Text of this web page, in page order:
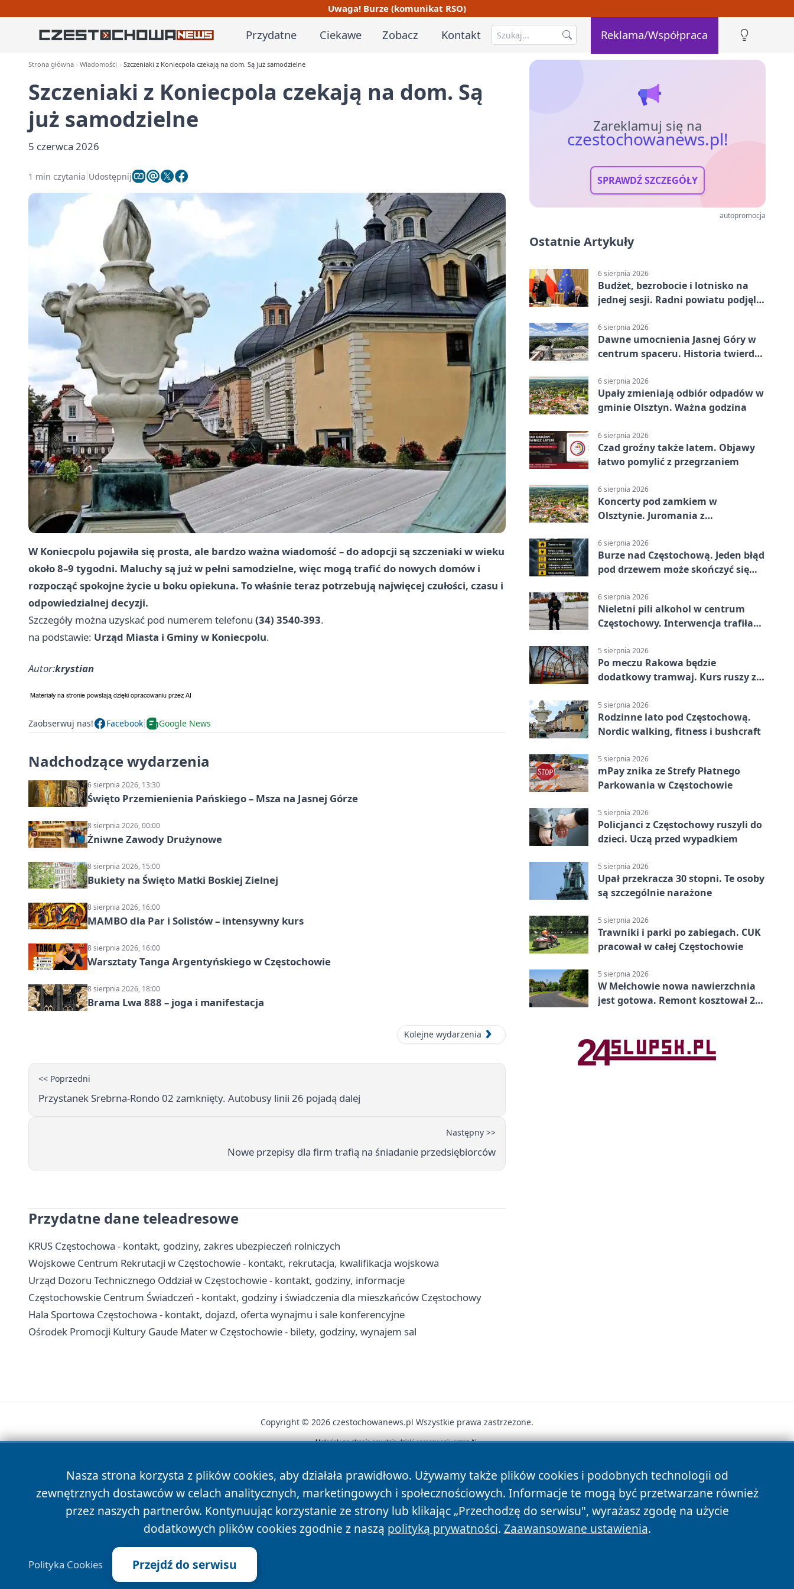
Uwaga! Burze (komunikat RSO)
Przydatne Ciekawe Zobacz Kontakt Reklama/Współpraca
Strona główna Wiadomości Szczeniaki z Koniecpola czekają na dom. Są już samodzielne
Szczeniaki z Koniecpola czekają na dom. Są
już samodzielne
5 czerwca 2026
1 min czytania Udostępnij
W Koniecpolu pojawiła się prosta, ale bardzo ważna wiadomość – do adopcji są szczeniaki w wieku
około 8–9 tygodni. Maluchy są już w pełni samodzielne, więc mogą trafić do nowych domów i
rozpocząć spokojne życie u boku opiekuna. To właśnie teraz potrzebują najwięcej czułości, czasu i
odpowiedzialnej decyzji.
Szczegóły można uzyskać pod numerem telefonu (34) 3540-393.
na podstawie: Urząd Miasta i Gminy w Koniecpolu.
Autor:krystian
Zaobserwuj nas! Facebook Google News
Nadchodzące wydarzenia
6 sierpnia 2026, 13:30
Święto Przemienienia Pańskiego – Msza na Jasnej Górze
8 sierpnia 2026, 00:00
Żniwne Zawody Drużynowe
8 sierpnia 2026, 15:00
Bukiety na Święto Matki Boskiej Zielnej
8 sierpnia 2026, 16:00
MAMBO dla Par i Solistów – intensywny kurs
8 sierpnia 2026, 16:00
Warsztaty Tanga Argentyńskiego w Częstochowie
8 sierpnia 2026, 18:00
Brama Lwa 888 – joga i manifestacja
Kolejne wydarzenia
<< Poprzedni
Przystanek Srebrna-Rondo 02 zamknięty. Autobusy linii 26 pojadą dalej
Następny >>
Nowe przepisy dla firm trafią na śniadanie przedsiębiorców
Przydatne dane teleadresowe
KRUS Częstochowa - kontakt, godziny, zakres ubezpieczeń rolniczych
Wojskowe Centrum Rekrutacji w Częstochowie - kontakt, rekrutacja, kwalifikacja wojskowa
Urząd Dozoru Technicznego Oddział w Częstochowie - kontakt, godziny, informacje
Częstochowskie Centrum Świadczeń - kontakt, godziny i świadczenia dla mieszkańców Częstochowy
Hala Sportowa Częstochowa - kontakt, dojazd, oferta wynajmu i sale konferencyjne
Ośrodek Promocji Kultury Gaude Mater w Częstochowie - bilety, godziny, wynajem sal
Zareklamuj się na
czestochowanews.pl!
SPRAWDŹ SZCZEGÓŁY
autopromocja
Ostatnie Artykuły
6 sierpnia 2026
Budżet, bezrobocie i lotnisko na
jednej sesji. Radni powiatu podjęli
6 sierpnia 2026
Dawne umocnienia Jasnej Góry w
centrum spaceru. Historia twierdzy
6 sierpnia 2026
Upały zmieniają odbiór odpadów w
gminie Olsztyn. Ważna godzina
6 sierpnia 2026
Czad groźny także latem. Objawy
łatwo pomylić z przegrzaniem
6 sierpnia 2026
Koncerty pod zamkiem w
Olsztynie. Juromania z
6 sierpnia 2026
Burze nad Częstochową. Jeden błąd
pod drzewem może skończyć się
6 sierpnia 2026
Nieletni pili alkohol w centrum
Częstochowy. Interwencja trafiła
5 sierpnia 2026
Po meczu Rakowa będzie
dodatkowy tramwaj. Kurs ruszy ze
5 sierpnia 2026
Rodzinne lato pod Częstochową.
Nordic walking, fitness i bushcraft
5 sierpnia 2026
mPay znika ze Strefy Płatnego
Parkowania w Częstochowie
5 sierpnia 2026
Policjanci z Częstochowy ruszyli do
dzieci. Uczą przed wypadkiem
5 sierpnia 2026
Upał przekracza 30 stopni. Te osoby
są szczególnie narażone
5 sierpnia 2026
Trawniki i parki po zabiegach. CUK
pracował w całej Częstochowie
5 sierpnia 2026
W Mełchowie nowa nawierzchnia
jest gotowa. Remont kosztował 222
Nasza strona korzysta z plików cookies, aby działała prawidłowo. Używamy także plików cookies i podobnych technologii od
zewnętrznych dostawców w celach analitycznych, marketingowych i społecznościowych. Informacje te mogą być przetwarzane również
przez naszych partnerów. Kontynuując korzystanie ze strony lub klikając „Przechodzę do serwisu", wyrażasz zgodę na użycie
dodatkowych plików cookies zgodnie z naszą polityką prywatności. Zaawansowane ustawienia.
Polityka Cookies Przejdź do serwisu
Copyright © 2026 czestochowanews.pl Wszystkie prawa zastrzeżone.